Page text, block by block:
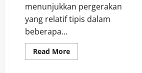
menunjukkan pergerakan
yang relatif tipis dalam
beberapa...
Read MoreRead
more